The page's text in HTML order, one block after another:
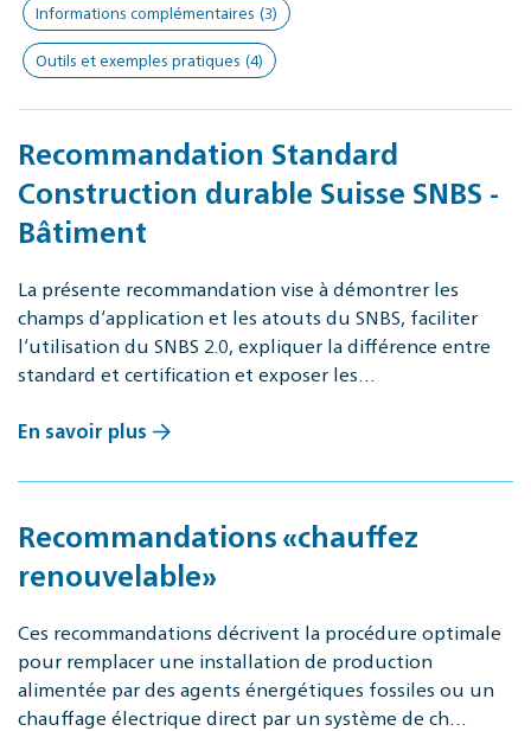
Informations complémentaires (3)
Outils et exemples pratiques (4)
Recommandation Standard
Construction durable Suisse SNBS -
Bâtiment
La présente recommandation vise à démontrer les
champs d‘application et les atouts du SNBS, faciliter
l‘utilisation du SNBS 2.0, expliquer la différence entre
standard et certification et exposer les…
En savoir plus
Recommandations «chauffez
renouvelable»
Ces recommandations décrivent la procédure optimale
pour remplacer une installation de production
alimentée par des agents énergétiques fossiles ou un
chauffage électrique direct par un système de ch…